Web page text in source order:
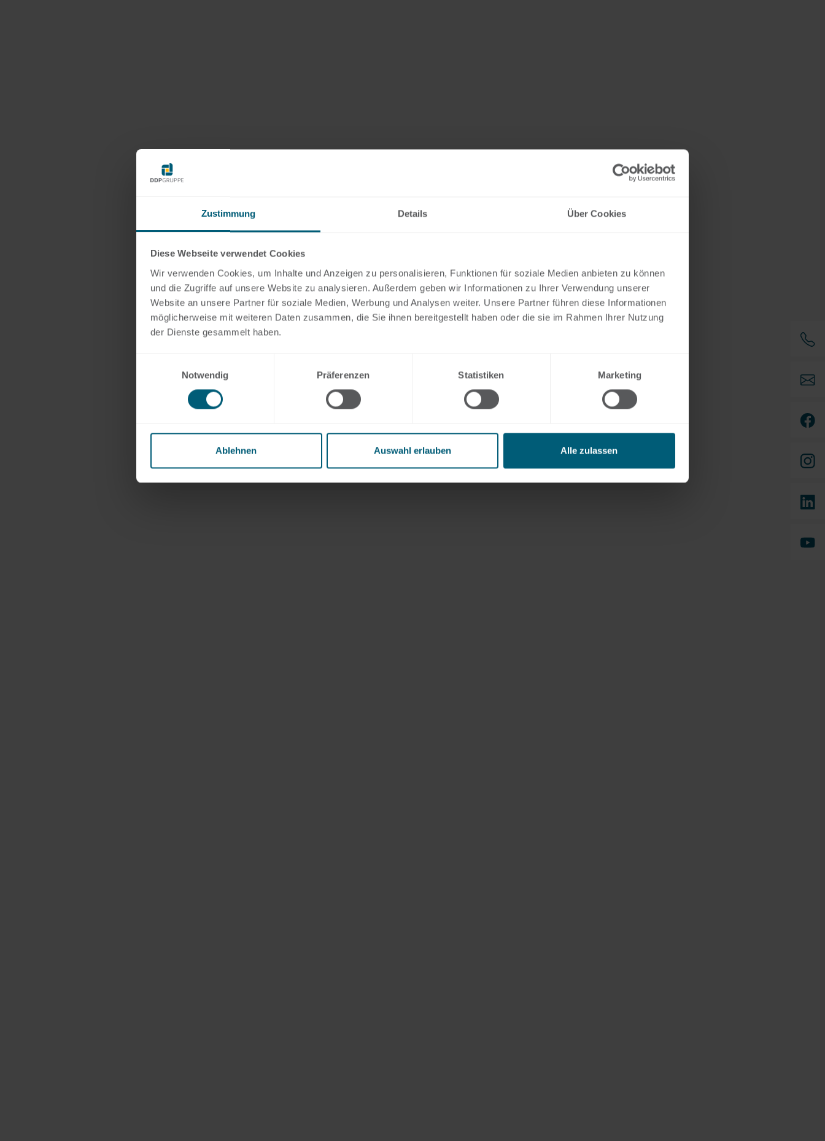
Zustimmung Details Über Cookies
Diese Webseite verwendet Cookies
Wir verwenden Cookies, um Inhalte und Anzeigen zu personalisieren, Funktionen für soziale Medien anbieten zu können
und die Zugriffe auf unsere Website zu analysieren. Außerdem geben wir Informationen zu Ihrer Verwendung unserer
Website an unsere Partner für soziale Medien, Werbung und Analysen weiter. Unsere Partner führen diese Informationen
möglicherweise mit weiteren Daten zusammen, die Sie ihnen bereitgestellt haben oder die sie im Rahmen Ihrer Nutzung
der Dienste gesammelt haben.
Notwendig
Präferenzen Statistiken Marketing
Ablehnen Auswahl erlauben Alle zulassen